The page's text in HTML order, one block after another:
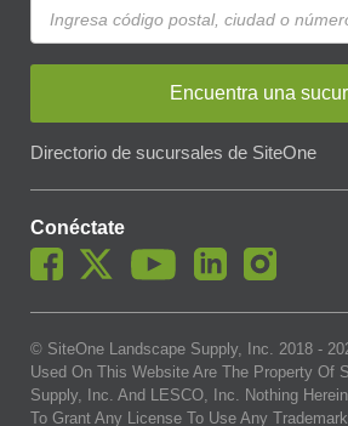
Encuentra una
Directorio de sucursales de SiteOne
Conéctate
© SiteOne Landscape Supply, Inc. 2018 -
Used On This Website Are The Property Of
Supply, Inc. And LESCO, Inc. Nothing
To Grant Any License To Use Any